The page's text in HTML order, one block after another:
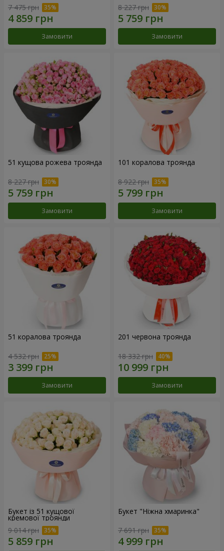
7 475 грн
Замовити
8 227 грн
Замовити
51 кущова рожева троянда
8 227 грн
Замовити
101 коралова троянда
8 922 грн
Замовити
51 коралова троянда
4 532 грн
Замовити
201 червона троянда
18 332 грн
Замовити
Букет із 51 кущової
кремової троянди
9 014 грн
Букет "Ніжна хмаринка"
7 691 грн